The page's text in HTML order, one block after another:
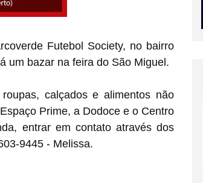
Futebol Society, no bairro
um bazar na feira do São Miguel.
calçados e alimentos não
Prime, a Dodoce e o Centro
entrar em contato através dos
9445 - Melissa.